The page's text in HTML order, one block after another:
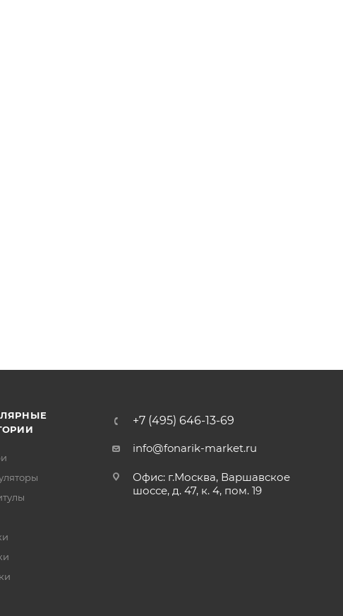
+7 (495) 646-13-69
info@fonarik-market.ru
Офис: г.Москва, Варшавское
шоссе, д. 47, к. 4, пом. 19